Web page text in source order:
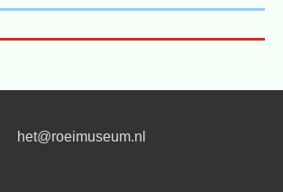
het@roeimuseum.nl